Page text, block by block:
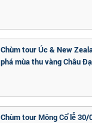
Chùm tour Úc & New
phá mùa thu vàng Châu
Chùm tour Mông Cổ lễ 30/